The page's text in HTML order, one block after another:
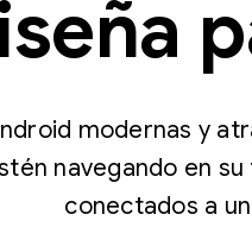
modernas y
navegando en
conectados a